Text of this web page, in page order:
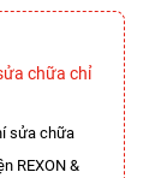
chữa chỉ
sửa chữa
REXON &